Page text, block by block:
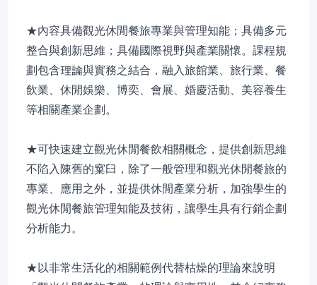
★內容具備觀光休閒餐旅專業與管理知能；具備多元
整合與創新思維；具備國際視野與產業關懷。課程規
劃包含理論與實務之結合，融入旅館業、旅行業、餐
飲業、休閒娛樂、博奕、會展、婚慶活動、美容養生
等相關產業企劃。
★可快速建立觀光休閒餐飲相關概念，提供創新思維
不陷入陳舊的窠臼，除了一般管理和觀光休閒餐旅的
專業、應用之外，並提供休閒產業分析，加強學生的
觀光休閒餐旅管理知能及技術，讓學生具有行銷企劃
分析能力。
★以非常生活化的相關範例代替枯燥的理論來說明